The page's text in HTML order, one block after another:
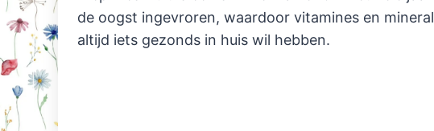
de oogst ingevroren, waardoor vitamines en
altijd iets gezonds in huis wil hebben.